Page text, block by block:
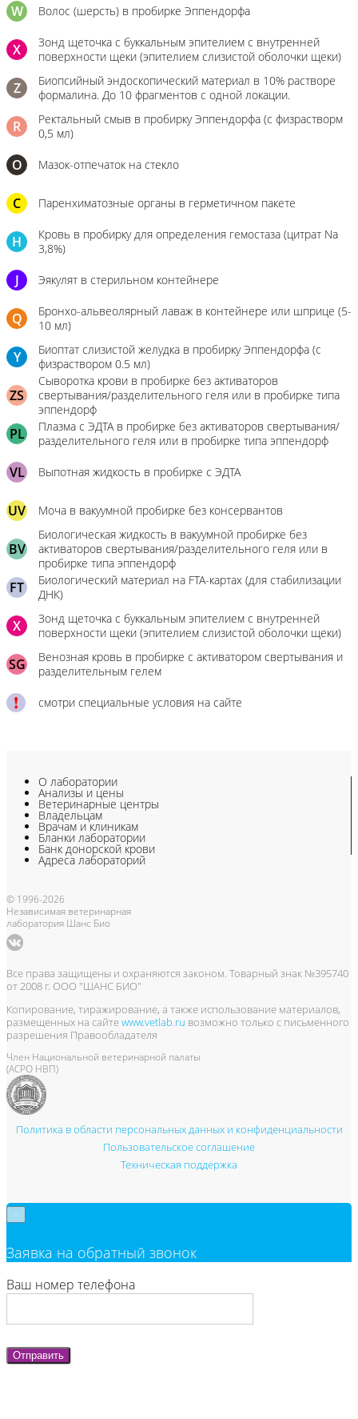
W Волос (шерсть) в пробирке Эппендорфа
X
Зонд щеточка с буккальным эпителием с внутренней
поверхности щеки (эпителием слизистой оболочки щеки)
Z
Биопсийный эндоскопический материал в 10% растворе
формалина. До 10 фрагментов с одной локации.
R
Ректальный смыв в пробирку Эппендорфа (с физрастворм
0,5 мл)
О Мазок-отпечаток на стекло
C Паренхиматозные органы в герметичном пакете
H
Кровь в пробирку для определения гемостаза (цитрат Na
3,8%)
J Эякулят в стерильном контейнере
Q
Бронхо-альвеолярный лаваж в контейнере или шприце (5-
10 мл)
Y
Биоптат слизистой желудка в пробирку Эппендорфа (с
физраствором 0.5 мл)
ZS
Сыворотка крови в пробирке без активаторов
свертывания/разделительного геля или в пробирке типа
эппендорф
PL
Плазма с ЭДТА в пробирке без активаторов свертывания/
разделительного геля или в пробирке типа эппендорф
VL Выпотная жидкость в пробирке с ЭДТА
UV Моча в вакуумной пробирке без консервантов
BV
Биологическая жидкость в вакуумной пробирке без
активаторов свертывания/разделительного геля или в
пробирке типа эппендорф
FT
Биологический материал на FTA-картах (для стабилизации
ДНК)
X
Зонд щеточка с буккальным эпителием с внутренней
поверхности щеки (эпителием слизистой оболочки щеки)
SG
Венозная кровь в пробирке с активатором свертывания и
разделительным гелем
смотри специальные условия на сайте
О лаборатории
Анализы и цены
Ветеринарные центры
Владельцам
Врачам и клиникам
Бланки лаборатории
Банк донорской крови
Адреса лабораторий
© 1996-2026
Независимая ветеринарная
лаборатория Шанс Био
Все права защищены и охраняются законом. Товарный знак №395740
от 2008 г. ООО "ШАНС БИО"
Копирование, тиражирование, а также использование материалов,
размещенных на сайтеwww.vetlab.ru возможно только с письменного
разрешения Правообладателя
Член Национальной ветеринарной палаты
(АСРО НВП)
Политика в области персональных данных и конфиденциальности
Пользовательское соглашение
Техническая поддержка
Заявка на обратный звонок
Ваш номер телефона
Отправить